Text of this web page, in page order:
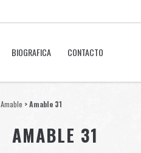
BIOGRAFICA CONTACTO
Amable > Amable 31
AMABLE 31